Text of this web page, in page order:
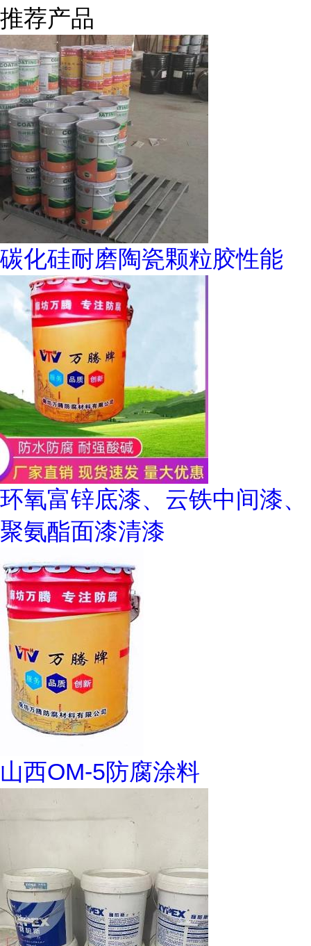
推荐产品
碳化硅耐磨陶瓷颗粒胶性能
环氧富锌底漆、云铁中间漆、
聚氨酯面漆清漆
山西OM-5防腐涂料